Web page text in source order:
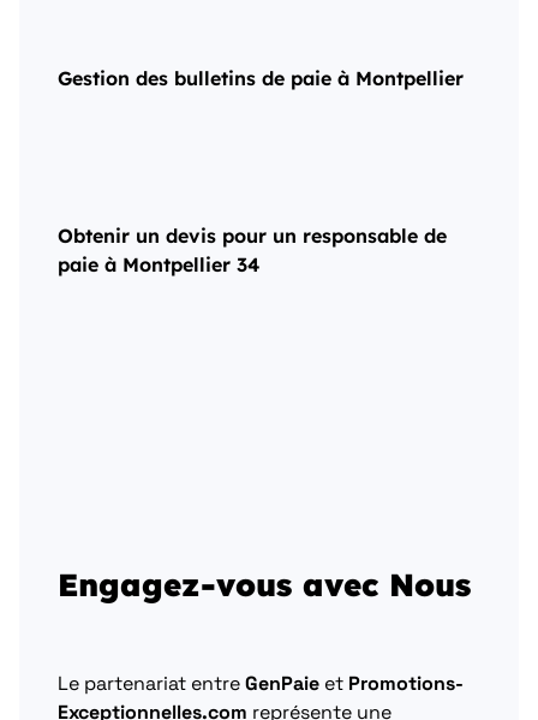
Gestion des bulletins de paie à Montpellier
Obtenir un devis pour un responsable de
paie à Montpellier 34
Engagez-vous avec Nous
Le partenariat entreGenPaie et Promotions-
Exceptionnelles.com représente une